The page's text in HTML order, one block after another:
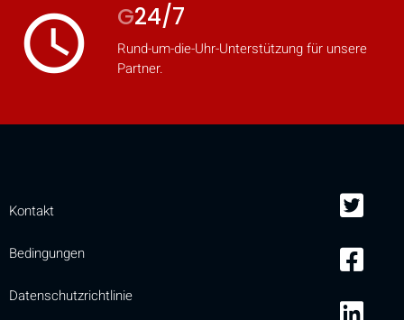
access_time G24/7
Rund-um-die-Uhr-Unterstützung für unsere
Partner.
Kontakt
Bedingungen
Datenschutzrichtlinie